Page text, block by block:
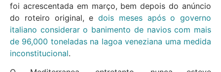
foi acrescentada em março, bem depois do anúncio
do roteiro original, e dois meses após o governo
italiano considerar o banimento de navios com mais
de 96,000 toneladas na lagoa veneziana uma medida
inconstitucional.